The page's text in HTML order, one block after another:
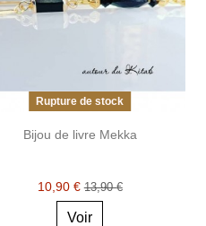
Rupture de stock
Bijou de livre Mekka
10,90 €13,90 €
Voir